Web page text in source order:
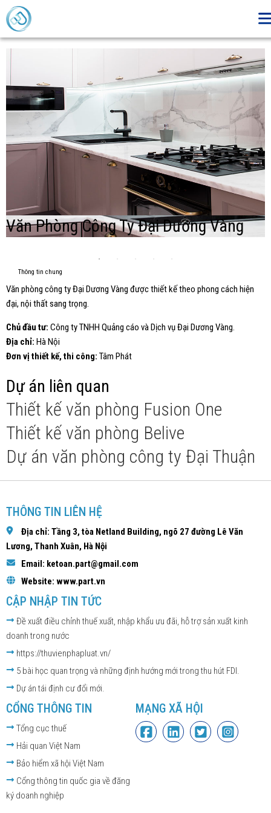
Thiết kế - Thi công nội thất văn phòng
Văn Phòng Công Ty Đại Dương Vàng
Thông tin chung
Văn phòng công ty Đại Dương Vàng được thiết kế theo phong cách hiện
đại, nội thất sang trọng.
Chủ đầu tư: Công ty TNHH Quảng cáo và Dịch vụ Đại Dương Vàng.
Địa chỉ: Hà Nội
Đơn vị thiết kế, thi công: Tâm Phát
Dự án liên quan
Thiết kế văn phòng Fusion One
Thiết kế văn phòng Belive
Dự án văn phòng công ty Đại Thuận
THÔNG TIN LIÊN HỆ
Địa chỉ: Tầng 3, tòa Netland Building, ngõ 27 đường Lê Văn
Lương, Thanh Xuân, Hà Nội
Email: ketoan.part@gmail.com
Website: www.part.vn
CẬP NHẬP TIN TỨC
Đề xuất điều chỉnh thuế xuất, nhập khẩu ưu đãi, hỗ trợ sản xuất kinh
doanh trong nước
https://thuvienphapluat.vn/
5 bài học quan trọng và những định hướng mới trong thu hút FDI.
Dự án tái định cư đổi mới.
CỔNG THÔNG TIN
Tổng cục thuế
Hải quan Việt Nam
Bảo hiểm xã hội Việt Nam
Cổng thông tin quốc gia về đăng
ký doanh nghiệp
MẠNG XÃ HỘI